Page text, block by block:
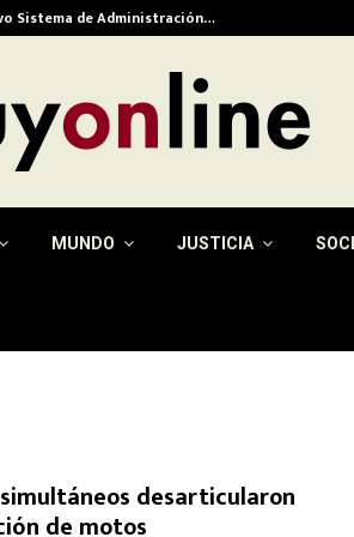
Sistema de Administración…
MUNDO JUSTICIA
desarticularon
de motos